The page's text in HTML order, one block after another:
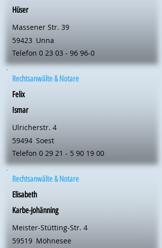
Hüser
Massener Str. 39
59423 Unna
Telefon 0 23 03 - 96 96-0
Rechtsanwälte & Notare
Felix
Ismar
Ulricherstr. 4
59494 Soest
Telefon 0 29 21 - 5 90 19 00
Rechtsanwälte & Notare
Elisabeth
Karbe-Johänning
Meister-Stütting-Str. 4
59519 Möhnesee